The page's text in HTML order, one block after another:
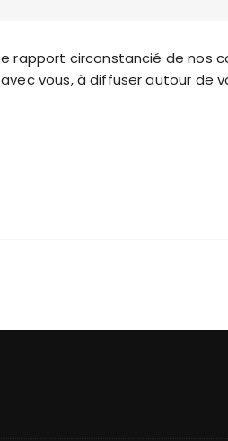
e rapport circonstancié de nos
avec vous, à diffuser autour de